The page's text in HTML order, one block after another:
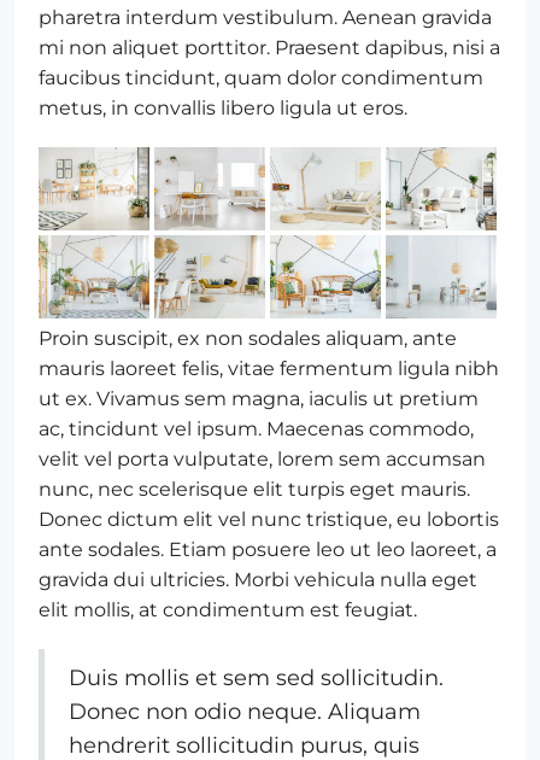
pharetra interdum vestibulum. Aenean gravida
mi non aliquet porttitor. Praesent dapibus, nisi a
faucibus tincidunt, quam dolor condimentum
metus, in convallis libero ligula ut eros.
Proin suscipit, ex non sodales aliquam, ante
mauris laoreet felis, vitae fermentum ligula nibh
ut ex. Vivamus sem magna, iaculis ut pretium
ac, tincidunt vel ipsum. Maecenas commodo,
velit vel porta vulputate, lorem sem accumsan
nunc, nec scelerisque elit turpis eget mauris.
Donec dictum elit vel nunc tristique, eu lobortis
ante sodales. Etiam posuere leo ut leo laoreet, a
gravida dui ultricies. Morbi vehicula nulla eget
elit mollis, at condimentum est feugiat.
Duis mollis et sem sed sollicitudin.
Donec non odio neque. Aliquam
hendrerit sollicitudin purus, quis